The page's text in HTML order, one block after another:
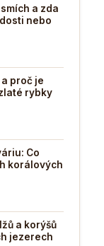
a zda
nebo
proč je
rybky
Co
korálových
a korýšů
jezerech